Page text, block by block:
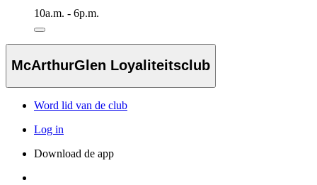
10a.m. - 6p.m.
McArthurGlen Loyaliteitsclub
Word lid van de club
Log in
Download de app